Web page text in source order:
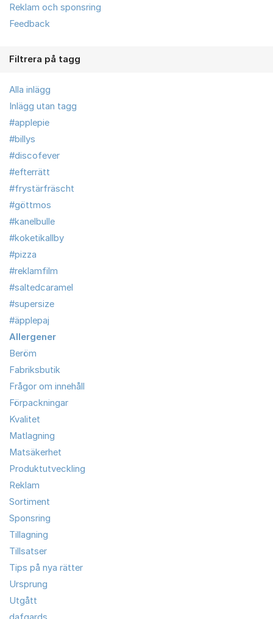
Reklam och sponsring
Feedback
Filtrera på tagg
Alla inlägg
Inlägg utan tagg
#applepie
#billys
#discofever
#efterrätt
#frystärfräscht
#göttmos
#kanelbulle
#koketikallby
#pizza
#reklamfilm
#saltedcaramel
#supersize
#äpplepaj
Allergener
Beröm
Fabriksbutik
Frågor om innehåll
Förpackningar
Kvalitet
Matlagning
Matsäkerhet
Produktutveckling
Reklam
Sortiment
Sponsring
Tillagning
Tillsatser
Tips på nya rätter
Ursprung
Utgått